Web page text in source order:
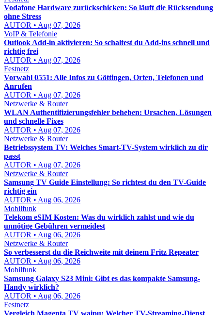
Vodafone Hardware zurückschicken: So läuft die Rücksendung
ohne Stress
AUTOR • Aug 07, 2026
VoIP & Telefonie
Outlook Add-in aktivieren: So schaltest du Add-ins schnell und
richtig frei
AUTOR • Aug 07, 2026
Festnetz
Vorwahl 0551: Alle Infos zu Göttingen, Orten, Telefonen und
Anrufen
AUTOR • Aug 07, 2026
Netzwerke & Router
WLAN Authentifizierungsfehler beheben: Ursachen, Lösungen
und schnelle Fixes
AUTOR • Aug 07, 2026
Netzwerke & Router
Betriebssystem TV: Welches Smart-TV-System wirklich zu dir
passt
AUTOR • Aug 07, 2026
Netzwerke & Router
Samsung TV Guide Einstellung: So richtest du den TV-Guide
richtig ein
AUTOR • Aug 06, 2026
Mobilfunk
Telekom eSIM Kosten: Was du wirklich zahlst und wie du
unnötige Gebühren vermeidest
AUTOR • Aug 06, 2026
Netzwerke & Router
So verbesserst du die Reichweite mit deinem Fritz Repeater
AUTOR • Aug 06, 2026
Mobilfunk
Samsung Galaxy S23 Mini: Gibt es das kompakte Samsung-
Handy wirklich?
AUTOR • Aug 06, 2026
Festnetz
Vergleich Magenta TV waipu: Welcher TV-Streaming-Dienst